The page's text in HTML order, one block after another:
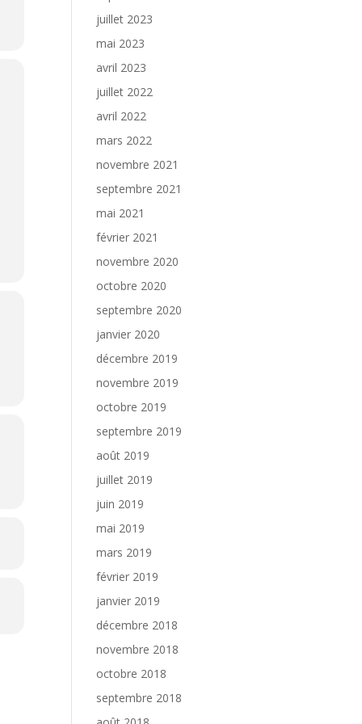
juillet 2023
mai 2023
avril 2023
juillet 2022
avril 2022
mars 2022
novembre 2021
septembre 2021
mai 2021
février 2021
novembre 2020
octobre 2020
septembre 2020
janvier 2020
décembre 2019
novembre 2019
octobre 2019
septembre 2019
août 2019
juillet 2019
juin 2019
mai 2019
mars 2019
février 2019
janvier 2019
décembre 2018
novembre 2018
octobre 2018
septembre 2018